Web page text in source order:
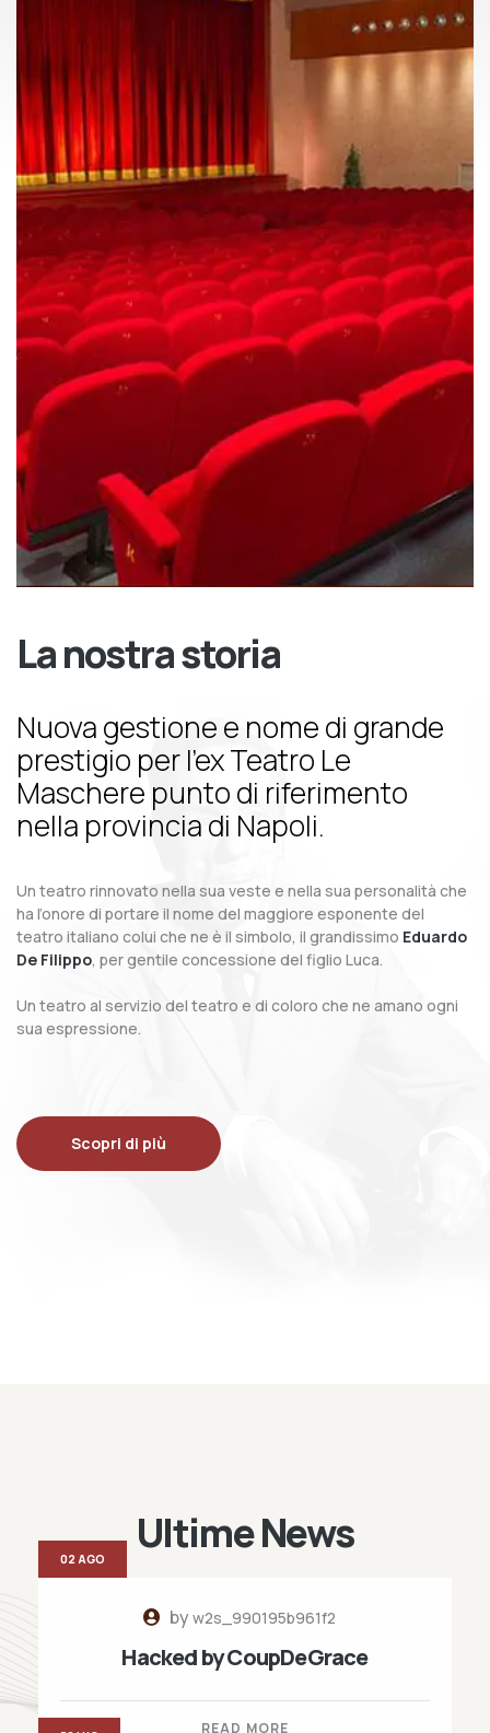
La nostra storia
Nuova gestione e nome di grande
prestigio per l’ex Teatro Le
Maschere punto di riferimento
nella provincia di Napoli.
Un teatro rinnovato nella sua veste e nella sua personalità che
ha l’onore di portare il nome del maggiore esponente del
teatro italiano colui che ne è il simbolo, il grandissimo Eduardo
De Filippo, per gentile concessione del figlio Luca.
Un teatro al servizio del teatro e di coloro che ne amano ogni
sua espressione.
Scopri di più
Ultime News
byw2s_990195b961f2
Hacked by CoupDeGrace
READ MORE
02 AGO